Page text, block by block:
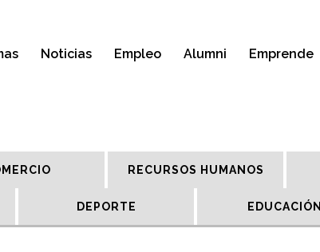
Noticias Empleo Alumni Emprende
RECURSOS HUMANOS
DEPORTE EDUCACIÓN